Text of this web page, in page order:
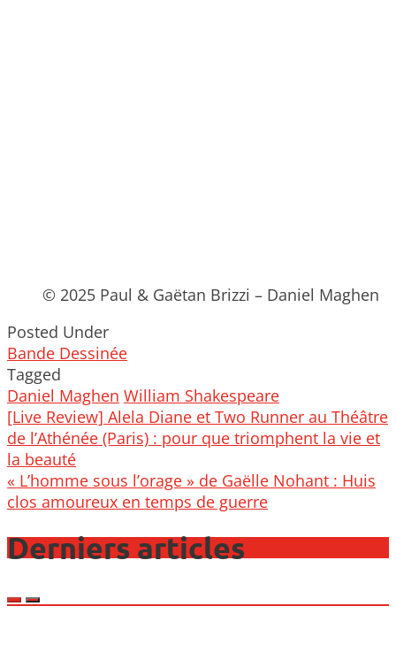
© 2025 Paul & Gaëtan Brizzi – Daniel Maghen
Posted Under
Bande Dessinée
Tagged
Daniel Maghen William Shakespeare
Post
navigation
[Live Review] Alela Diane et Two Runner au Théâtre
de l’Athénée (Paris) : pour que triomphent la vie et
la beauté
« L’homme sous l’orage » de Gaëlle Nohant : Huis
clos amoureux en temps de guerre
Derniers articles